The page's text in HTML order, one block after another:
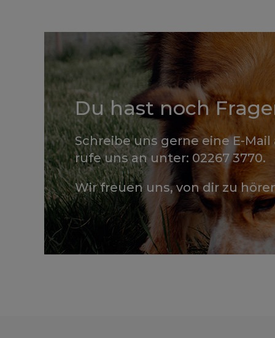
Du hast noch
Schreibe uns gerne eine E-
rufe uns an unter: 02267 3770.
Wir freuen uns, von dir zu